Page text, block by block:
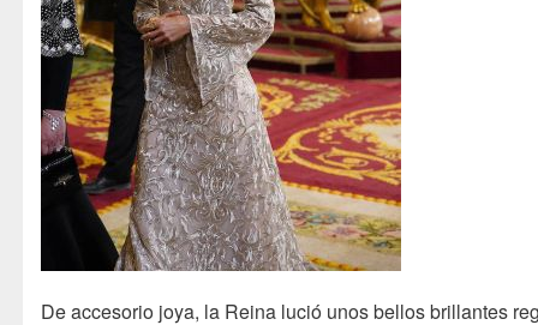
De accesorio joya, la Reina lució unos bellos brillantes